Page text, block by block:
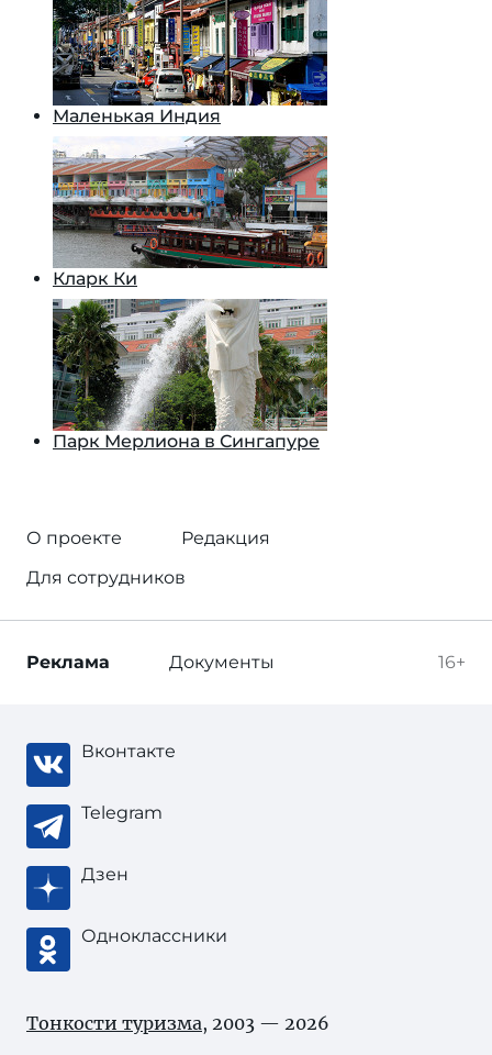
Маленькая Индия
Кларк Ки
Парк Мерлиона в Сингапуре
О проекте
Редакция
Для сотрудников
16+
Реклама Документы
Вконтакте
Telegram
Дзен
Одноклассники
Тонкости туризма, 2003 — 2026